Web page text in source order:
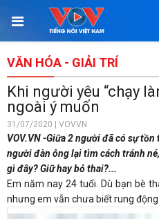
VĂN HÓA - GIẢI TRÍ
Khi người yêu “chạy
ngoài ý muốn
31/07/2020 | VOVVN
VOV.VN -Giữa 2 người đã có sự
người đàn ông lại tìm cách tránh
gì đây? Giữ hay bỏ thai?...
Em năm nay 24 tuổi. Dù bạn bè
nhưng em vẫn chưa biết rung động.